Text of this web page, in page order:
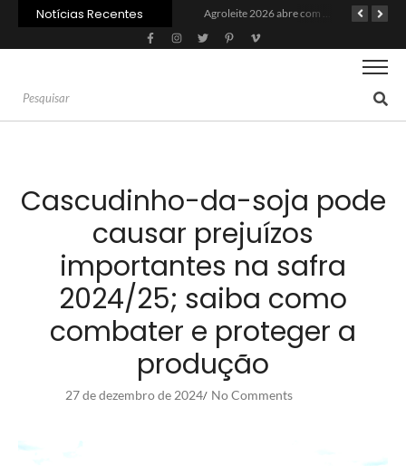
Notícias Recentes
Recuperação judicial no agro cresceu 66% em um ano no país Agroleite 2026 abre com anúncio do curso de Medicina Veterinária e R$ 215 milhões em investimentos
Cascudinho-da-soja pode
causar prejuízos
importantes na safra
2024/25; saiba como
combater e proteger a
produção
27 de dezembro de 2024/ No Comments